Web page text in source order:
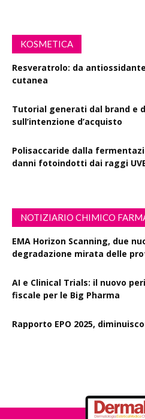
KOSMETICA
Resveratrolo: da
cutanea
Tutorial generati dal brand e
sull’intenzione d’acquisto
Polisaccaride dalla
danni fotoindotti dai raggi
NOTIZIARIO CHIMICO
EMA Horizon Scanning, due
degradazione mirata delle
AI e Clinical Trials: il nuovo
fiscale per le Big Pharma
Rapporto EPO 2025,